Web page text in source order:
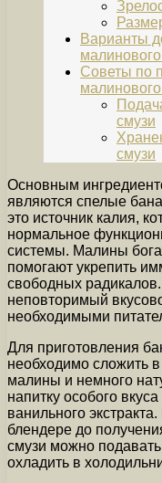
Варианты
Советы по
смузи
смузи
Основным
являются спелые
это источник калия,
нормальное
системы. Малины
помогают укрепить
свободных
неповторимый
необходимыми
Для приготовления
необходимо сложить
малины и немного
напитку особого
ванильного
блендере до
смузи можно
охладить в